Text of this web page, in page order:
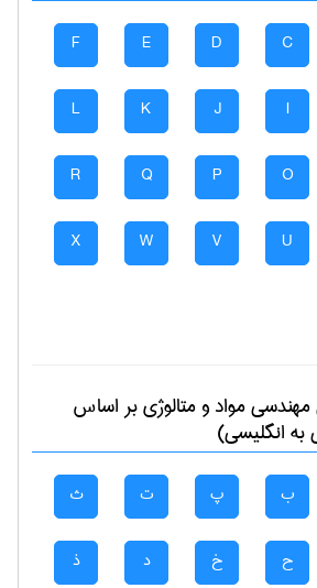
C
D
E
F
I
J
K
L
O
P
Q
R
U
V
W
X
مهندسی مواد و متالوژیبر اساس
به انگلیسی)
ب پ ت ث
ح خ د ذ